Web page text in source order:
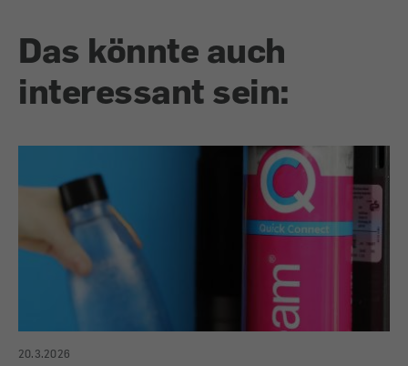
Das könnte auch
interessant sein:
20.3.2026